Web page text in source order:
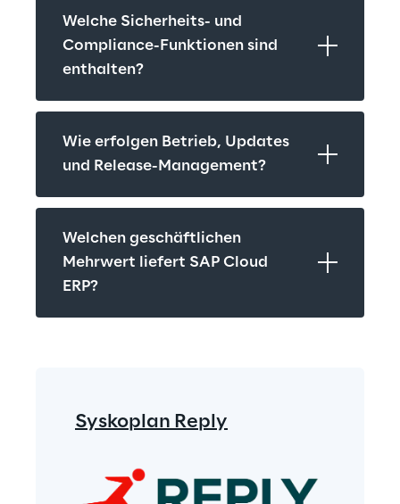
Welche Sicherheits- und
Compliance-Funktionen sind
enthalten?
Wie erfolgen Betrieb, Updates
und Release-Management?
Welchen geschäftlichen
Mehrwert liefert SAP Cloud
ERP?
Syskoplan Reply